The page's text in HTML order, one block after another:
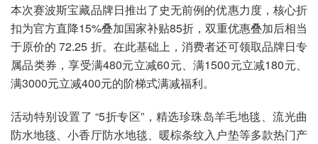
本次赛波斯宝藏品牌日推出了史无前例的优惠力度，核心折
扣为官方直降15%叠加国家补贴85折，双重优惠叠加后相当
于原价的 72.25 折。在此基础上，消费者还可领取品牌日专
属品类券，享受满480元立减60元、满1500元立减180元、
满3000元立减400元的阶梯式满减福利。
活动特别设置了 “5折专区”，精选珍珠岛羊毛地毯、流光曲
防水地毯、小香厅防水地毯、暖棕条纹入户垫等多款热门产